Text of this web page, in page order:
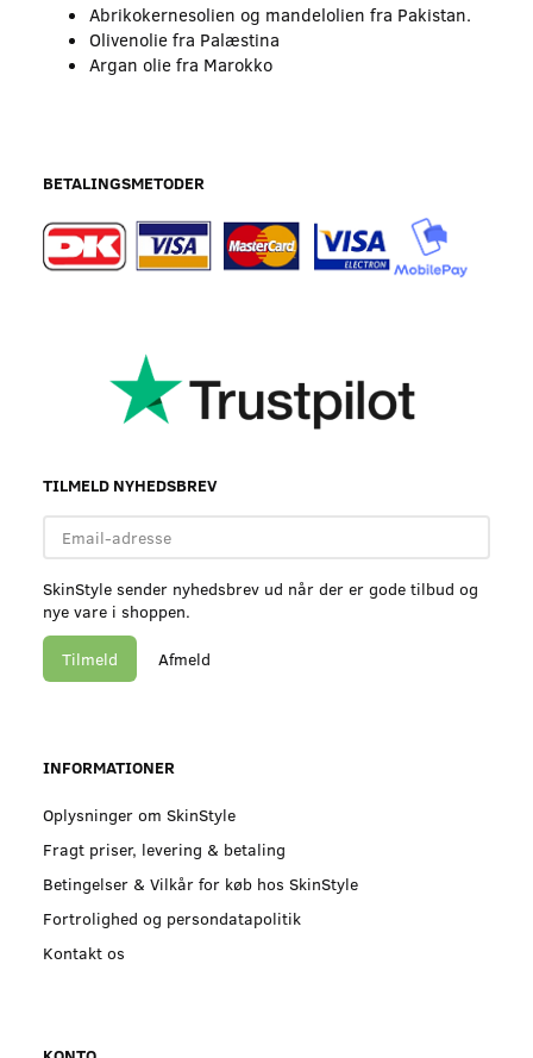
Abrikokernesolien og mandelolien fra Pakistan.
Olivenolie fra Palæstina
Argan olie fra Marokko
BETALINGSMETODER
TILMELD NYHEDSBREV
adresse
SkinStyle sender nyhedsbrev ud når der er gode tilbud og
nye vare i shoppen.
Tilmeld Afmeld
INFORMATIONER
Oplysninger om SkinStyle
Fragt priser, levering & betaling
Betingelser & Vilkår for køb hos SkinStyle
Fortrolighed og persondatapolitik
Kontakt os